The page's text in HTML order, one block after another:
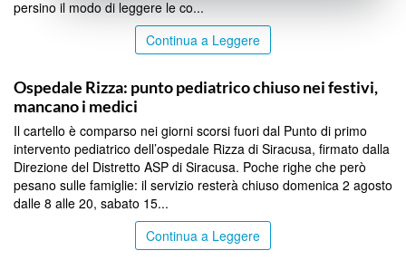
persino il modo di leggere le co...
Continua a Leggere
Ospedale Rizza: punto pediatrico chiuso nei festivi,
mancano i medici
Il cartello è comparso nei giorni scorsi fuori dal Punto di primo
intervento pediatrico dell’ospedale Rizza di Siracusa, firmato dalla
Direzione del Distretto ASP di Siracusa. Poche righe che però
pesano sulle famiglie: il servizio resterà chiuso domenica 2 agosto
dalle 8 alle 20, sabato 15...
Continua a Leggere